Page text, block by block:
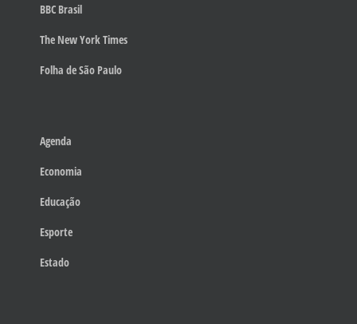
BBC Brasil
The New York Times
Folha de São Paulo
Agenda
Economia
Educação
Esporte
Estado